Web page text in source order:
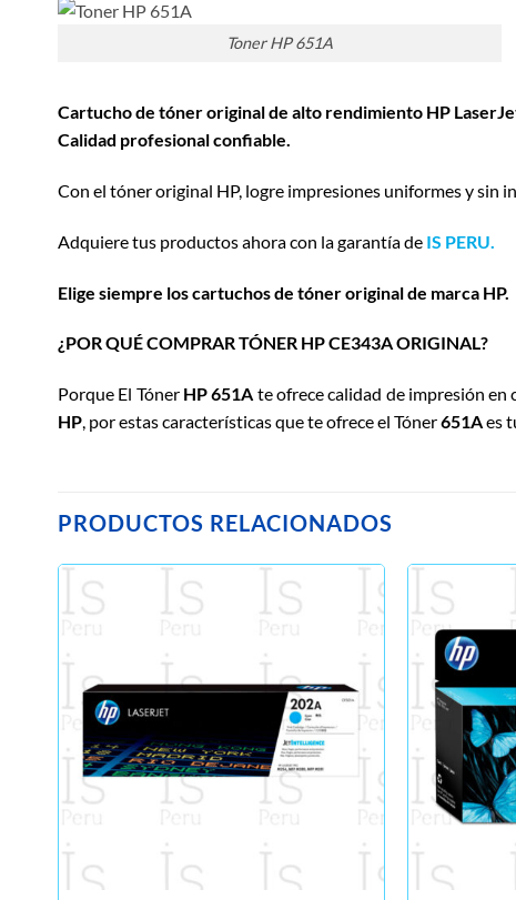
Toner HP 651A
Cartucho de tóner original de alto rendimiento HP
Calidad profesional confiable.
Con el tóner original HP, logre impresiones uniformes y sin
Adquiere tus productos ahora con la garantía de IS PERU.
Elige siempre los cartuchos de tóner original de marca HP.
¿POR QUÉ COMPRAR TÓNER HP CE343A ORIGINAL?
Porque El Tóner HP 651A te ofrece calidad de impresión en
HP, por estas características que te ofrece el Tóner651Aes
PRODUCTOS RELACIONADOS